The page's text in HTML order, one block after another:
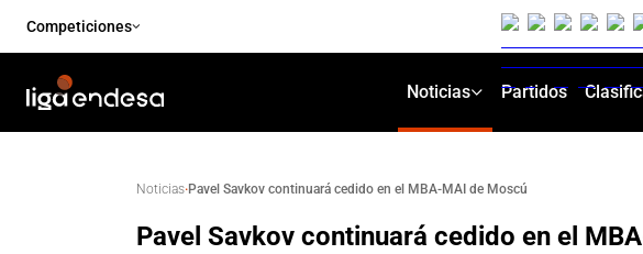
Competiciones
Noticias Partidos
Noticias·Pavel Savkov continuará cedido en el MBA-MAI de Moscú
Pavel Savkov continuará cedido en el